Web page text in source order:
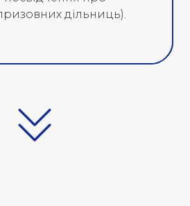
дільниць).